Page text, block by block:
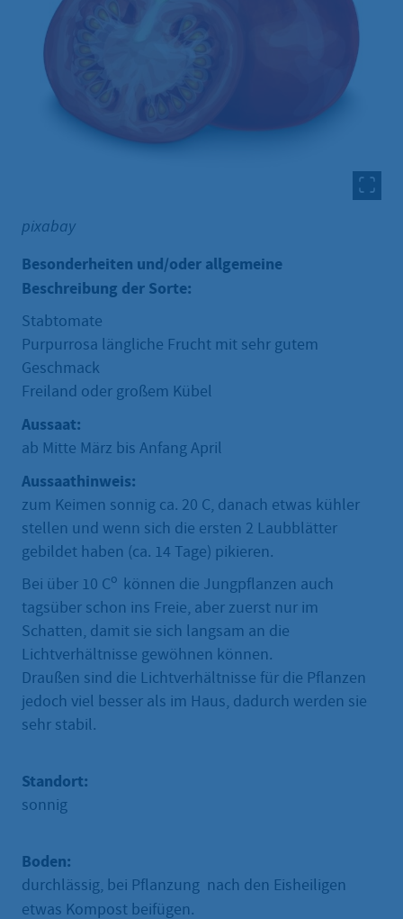
pixabay
Besonderheiten und/oder allgemeine
Beschreibung der Sorte:
Stabtomate
Purpurrosa längliche Frucht mit sehr gutem
Geschmack
Freiland oder großem Kübel
Aussaat:
ab Mitte März bis Anfang April
Aussaathinweis:
zum Keimen sonnig ca. 20 C, danach etwas kühler
stellen und wenn sich die ersten 2 Laubblätter
gebildet haben (ca. 14 Tage) pikieren.
Bei über 10 Co können die Jungpflanzen auch
tagsüber schon ins Freie, aber zuerst nur im
Schatten, damit sie sich langsam an die
Lichtverhältnisse gewöhnen können.
Draußen sind die Lichtverhältnisse für die Pflanzen
jedoch viel besser als im Haus, dadurch werden sie
sehr stabil.
Standort:
sonnig
Boden:
durchlässig, bei Pflanzung nach den Eisheiligen
etwas Kompost beifügen.